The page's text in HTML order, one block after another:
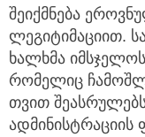
შეიქმნება
ლეგიტიმაციით.
ხალხმა
რომელიც
თვით
ადმინისტრაციის